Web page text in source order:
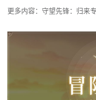
更多内容：守望先锋：归来